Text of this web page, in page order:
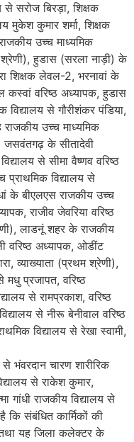
से सरोज बिरड़ा, शिक्षक
मुकेश कुमार शर्मा, शिक्षक
उच्च माध्यमिक
श्रेणी), हुडास (सरला नाड़ी) के
शिक्षक लेवल-2, भरनावां के
कस्वां वरिष्ठ अध्यापक, हुडास
से गौरीशंकर पंडिया,
उच्च माध्यमिक
जसवंतगढ़ के सीतादेवी
से सीमा वैष्णव वरिष्ठ
प्राथमिक विद्यालय से
के बीएलएस राजकीय उच्च
राजीव जेवरिया वरिष्ठ
लाडनूं शहर के राजकीय
वरिष्ठ अध्यापक, ओडींट
व्याख्याता (प्रथम श्रेणी),
मधु प्रजापत, वरिष्ठ
से रामप्रकाश, वरिष्ठ
से नीरू बेनीवाल वरिष्ठ
विद्यालय से रेखा स्वामी,
भंवरदान चारण शारीरिक
से राकेश कुमार,
गांधी राजकीय विद्यालय से
संबंधित कार्मिकों की
तथा यह जिला कलेक्टर के